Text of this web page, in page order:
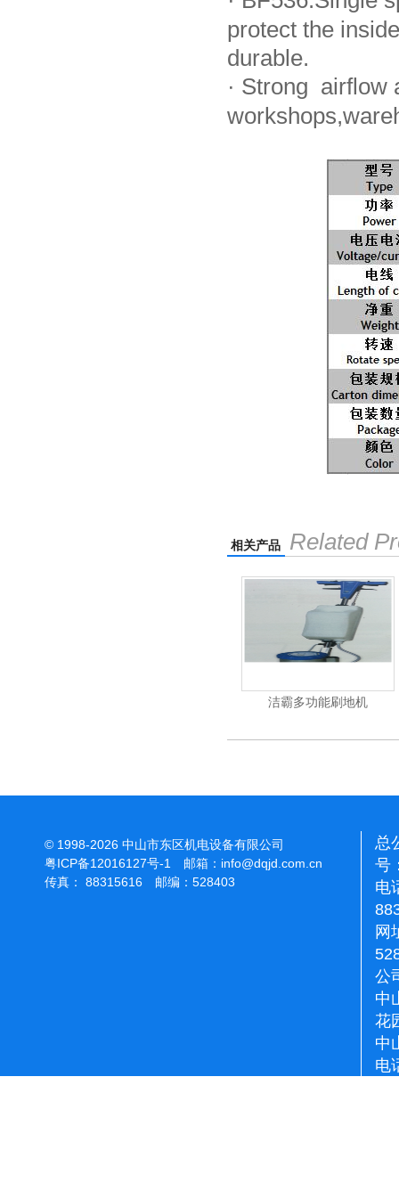
protect the
durable.
· Strong airflow
相关产品 Related
洁霸多功能刷地机
© 1998-2026 中山市东区机电设备有限公司
粤ICP备12016127号-1
邮箱： info@dqjd.com.cn
传真： 88315616 邮编：528403
总
号
电
网
公
中
花
中
电